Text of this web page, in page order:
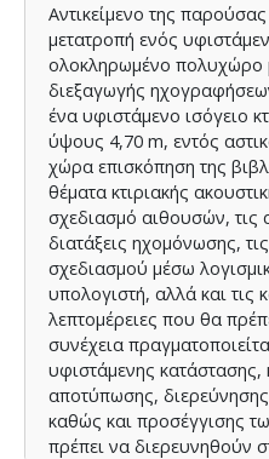
Αντικείμενο της
μετατροπή ενός
ολοκληρωμένο πολυχώρο
διεξαγωγής
ένα υφιστάμενο ισόγειο
ύψους 4,70 m, εντός
χώρα επισκόπηση της
θέματα κτιριακής
σχεδιασμό αιθουσών, τις
διατάξεις ηχομόνωσης,
σχεδιασμού μέσω
υπολογιστή, αλλά και τις
λεπτομέρειες που θα
συνέχεια
υφιστάμενης κατάστασης,
αποτύπωσης,
καθώς και προσέγγισης
πρέπει να διερευνηθούν